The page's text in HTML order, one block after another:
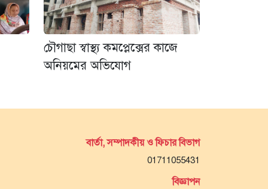
চৌগাছা স্বাস্থ্য কমপ্লেক্সের কাজে
অনিয়মের অভিযোগ
বার্তা, সম্পাদকীয় ও ফিচার বিভাগ
01711055431
বিজ্ঞাপন